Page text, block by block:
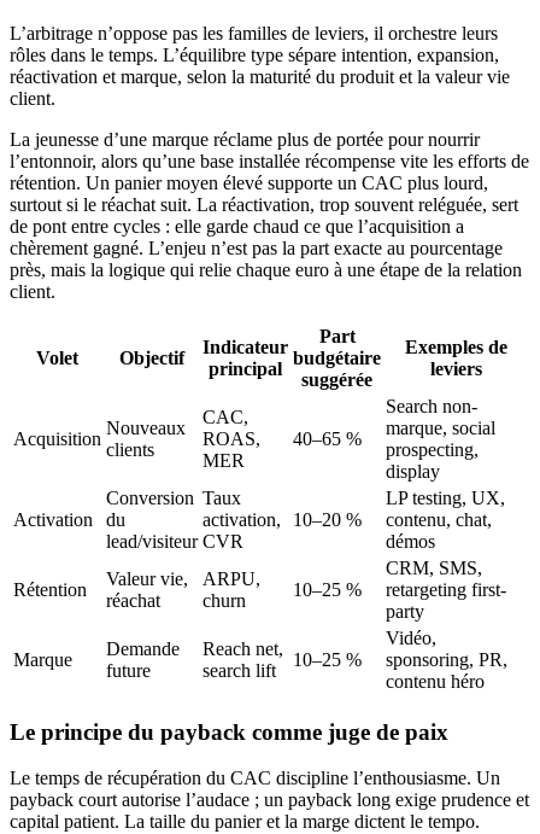
L’arbitrage n’oppose pas les familles de leviers, il orchestre leurs
rôles dans le temps. L’équilibre type sépare intention, expansion,
réactivation et marque, selon la maturité du produit et la valeur vie
client.
La jeunesse d’une marque réclame plus de portée pour nourrir
l’entonnoir, alors qu’une base installée récompense vite les efforts de
rétention. Un panier moyen élevé supporte un CAC plus lourd,
surtout si le réachat suit. La réactivation, trop souvent reléguée, sert
de pont entre cycles : elle garde chaud ce que l’acquisition a
chèrement gagné. L’enjeu n’est pas la part exacte au pourcentage
près, mais la logique qui relie chaque euro à une étape de la relation
client.
Volet Objectif
Indicateur
principal
Part
budgétaire
suggérée
Exemples de
leviers
Acquisition
Nouveaux
clients
CAC,
ROAS,
MER
40–65 %
Search non-
marque, social
prospecting,
display
Activation
Conversion
du
lead/visiteur
Taux
activation,
CVR
10–20 %
LP testing, UX,
contenu, chat,
démos
Rétention
Valeur vie,
réachat
ARPU,
churn
10–25 %
CRM, SMS,
retargeting first-
party
Marque
Demande
future
Reach net,
search lift
10–25 %
Vidéo,
sponsoring, PR,
contenu héro
Le principe du payback comme juge de paix
Le temps de récupération du CAC discipline l’enthousiasme. Un
payback court autorise l’audace ; un payback long exige prudence et
capital patient. La taille du panier et la marge dictent le tempo.